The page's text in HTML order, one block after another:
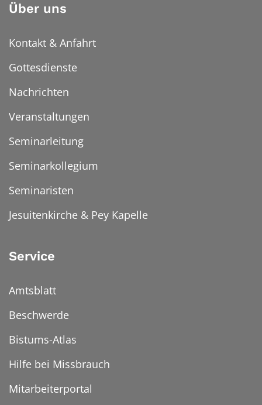
Über uns
Kontakt & Anfahrt
Gottesdienste
Nachrichten
Veranstaltungen
Seminarleitung
Seminarkollegium
Seminaristen
Jesuitenkirche & Pey Kapelle
Service
Amtsblatt
Beschwerde
Bistums-Atlas
Hilfe bei Missbrauch
Mitarbeiterportal